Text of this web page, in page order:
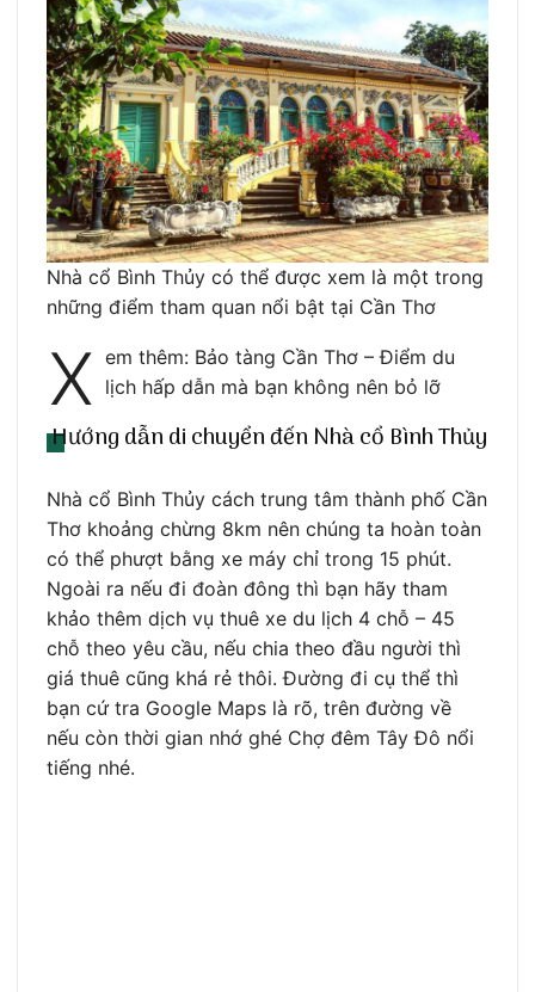
Nhà cổ Bình Thủy có thể được xem là một trong
những điểm tham quan nổi bật tại Cần Thơ
X em thêm: Bảo tàng Cần Thơ – Điểm du
lịch hấp dẫn mà bạn không nên bỏ lỡ
Hướng dẫn di chuyển đến Nhà cổ Bình Thủy
Nhà cổ Bình Thủy cách trung tâm thành phố Cần
Thơ khoảng chừng 8km nên chúng ta hoàn toàn
có thể phượt bằng xe máy chỉ trong 15 phút.
Ngoài ra nếu đi đoàn đông thì bạn hãy tham
khảo thêm dịch vụ thuê xe du lịch 4 chỗ – 45
chỗ theo yêu cầu, nếu chia theo đầu người thì
giá thuê cũng khá rẻ thôi. Đường đi cụ thể thì
bạn cứ tra Google Maps là rõ, trên đường về
nếu còn thời gian nhớ ghé Chợ đêm Tây Đô nổi
tiếng nhé.